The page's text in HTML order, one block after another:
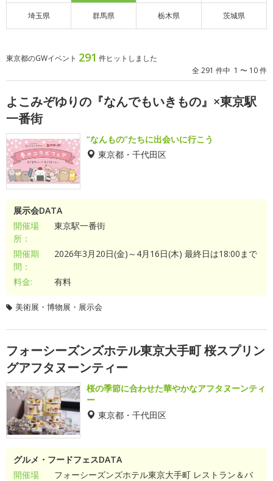
埼玉県 群馬県 栃木県 茨城県
東京都のGWイベント 291 件ヒットしました
全 291 件中 1 〜 10 件
よこみぞゆりの『なんでもいきもの』×東京駅
一番街
“なんもの”たちに出会いに行こう
東京都・千代田区
展示会DATA
開催場
所：
東京駅一番街
開催期
間：
2026年3月20日(金)～4月16日(木) 最終日は18:00まで
料金: 有料
美術展・博物展・展示会
フォーシーズンズホテル東京大手町 桜スプリン
グアフタヌーンティー
桜の季節に合わせた華やかなアフタヌーンティ
ー
東京都・千代田区
グルメ・フードフェスDATA
開催場
フォーシーズンズホテル東京大手町 レストラン＆バ